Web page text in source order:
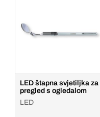
LED štapna svjetiljka za
pregled s ogledalom
LED